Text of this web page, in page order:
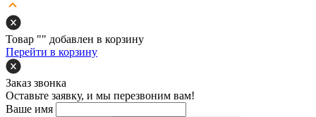
Товар "" добавлен в корзину
Перейти в корзину
Заказ звонка
Оставьте заявку, и мы перезвоним вам!
Ваше имя